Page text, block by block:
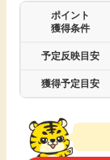
即日還元
ゲーム
クレ
暮らし
引っ
買取
ポイント
獲得条件
予定反映目安
獲得予定目安